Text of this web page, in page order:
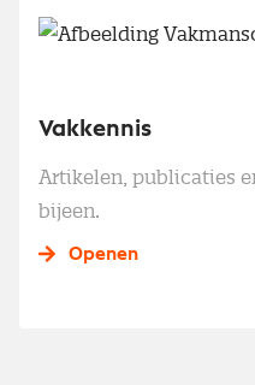
Vakkennis
Artikelen, publicaties
bijeen.
Openen